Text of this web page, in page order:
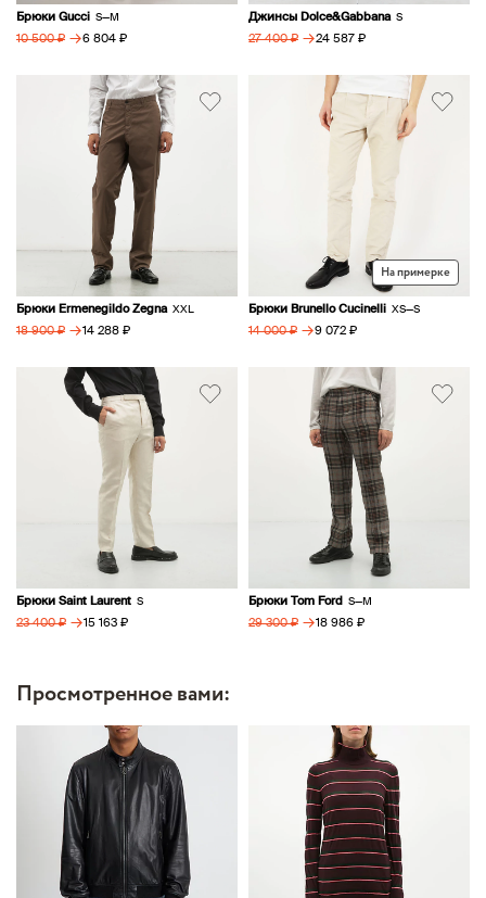
Брюки Gucci S—M
10 500 ₽ → 6 804 ₽
Джинсы Dolce&Gabbana S
27 400 ₽ → 24 587 ₽
Брюки Ermenegildo Zegna XXL
18 900 ₽ → 14 288 ₽
На примерке
Брюки Brunello Cucinelli XS—S
14 000 ₽ → 9 072 ₽
Брюки Saint Laurent S
23 400 ₽ → 15 163 ₽
Брюки Tom Ford S—M
29 300 ₽ → 18 986 ₽
Просмотренное вами: